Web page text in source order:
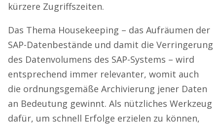
kürzere Zugriffszeiten.
Das Thema Housekeeping – das Aufräumen der
SAP-Datenbestände und damit die Verringerung
des Datenvolumens des SAP-Systems – wird
entsprechend immer relevanter, womit auch
die ordnungsgemäße Archivierung jener Daten
an Bedeutung gewinnt. Als nützliches Werkzeug
dafür, um schnell Erfolge erzielen zu können,